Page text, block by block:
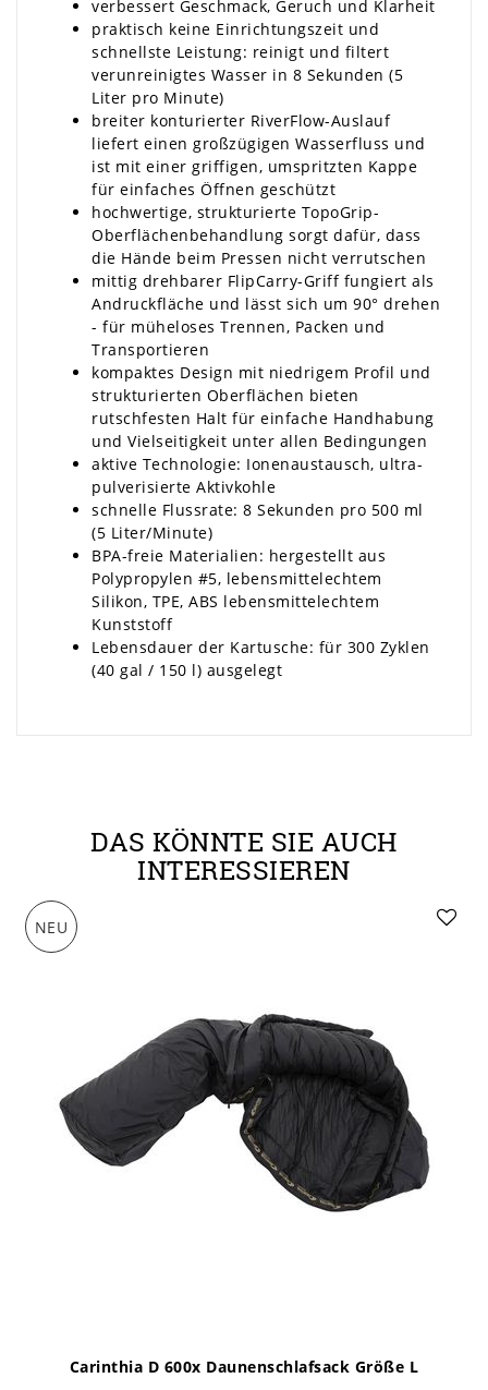
verbessert Geschmack, Geruch und Klarheit
praktisch keine Einrichtungszeit und
schnellste Leistung: reinigt und filtert
verunreinigtes Wasser in 8 Sekunden (5
Liter pro Minute)
breiter konturierter RiverFlow-Auslauf
liefert einen großzügigen Wasserfluss und
ist mit einer griffigen, umspritzten Kappe
für einfaches Öffnen geschützt
hochwertige, strukturierte TopoGrip-
Oberflächenbehandlung sorgt dafür, dass
die Hände beim Pressen nicht verrutschen
mittig drehbarer FlipCarry-Griff fungiert als
Andruckfläche und lässt sich um 90° drehen
- für müheloses Trennen, Packen und
Transportieren
kompaktes Design mit niedrigem Profil und
strukturierten Oberflächen bieten
rutschfesten Halt für einfache Handhabung
und Vielseitigkeit unter allen Bedingungen
aktive Technologie: Ionenaustausch, ultra-
pulverisierte Aktivkohle
schnelle Flussrate: 8 Sekunden pro 500 ml
(5 Liter/Minute)
BPA-freie Materialien: hergestellt aus
Polypropylen #5, lebensmittelechtem
Silikon, TPE, ABS lebensmittelechtem
Kunststoff
Lebensdauer der Kartusche: für 300 Zyklen
(40 gal / 150 l) ausgelegt
DAS KÖNNTE SIE AUCH
INTERESSIEREN
NEU
Carinthia D 600x Daunenschlafsack Größe L